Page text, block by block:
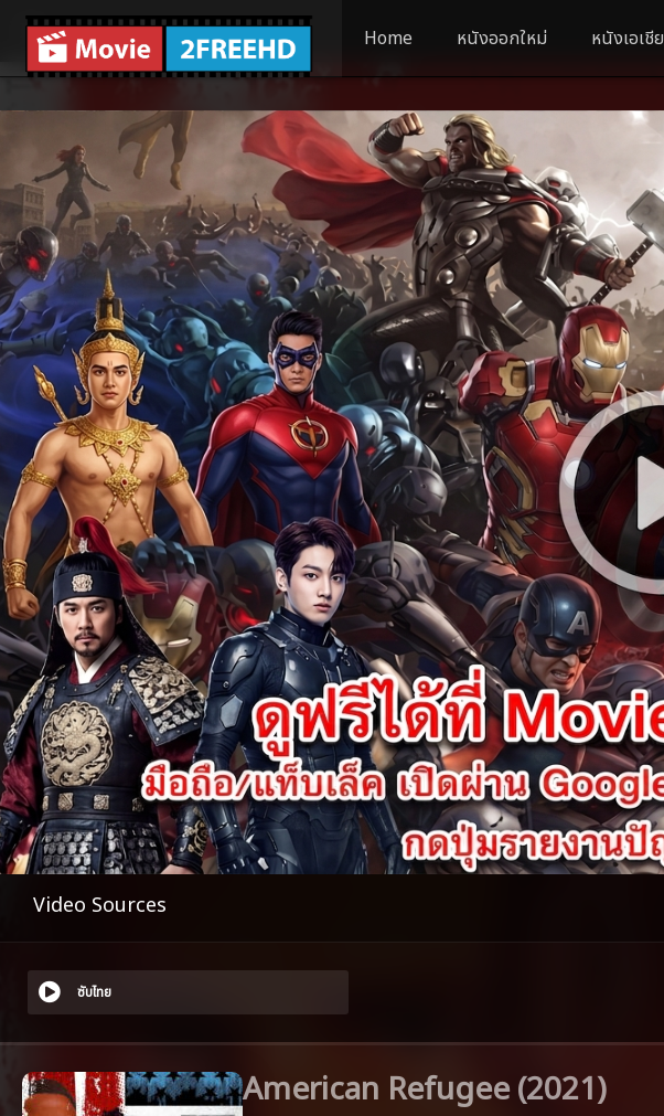
Home หนังออกใหม่ หนังเอเชีย
Video Sources
ซับไทย
American Refugee (2021)